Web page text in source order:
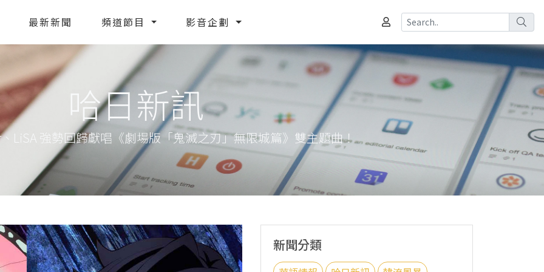
最新新聞 頻道節目 影音企劃
哈日新訊
LiSA 強勢回歸獻唱《劇場版「鬼滅之刃」無限城篇》雙主題曲！
新聞分類